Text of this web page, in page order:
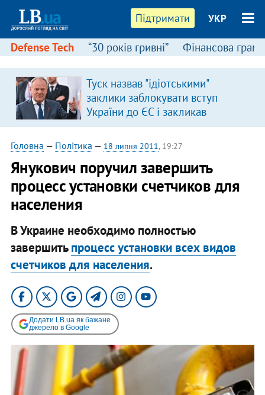
Підтримати УКР
Defense Tech “30 років гривні” Фінансова
Туск назвав "ідіотськими"
заклики заблокувати вступ
України до ЄС і закликав
припинити антиукраїнську
риторику
Головна — Політика — 18 липня 2011, 19:27
Янукович поручил завершить
процесс установки счетчиков для
населения
В Украине необходимо полностью
завершитьпроцесс установки всех видов
счетчиков для населения.
Додати LB.ua як бажане
джерело в Google